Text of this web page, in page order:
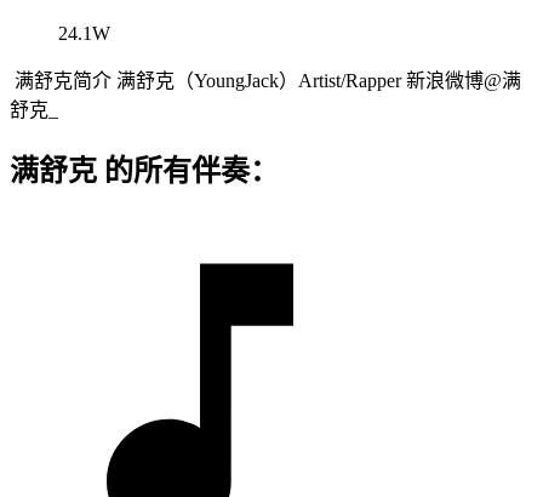
24.1W
满舒克简介 满舒克（YoungJack）Artist/Rapper 新浪微博@满
舒克_
满舒克 的所有伴奏：